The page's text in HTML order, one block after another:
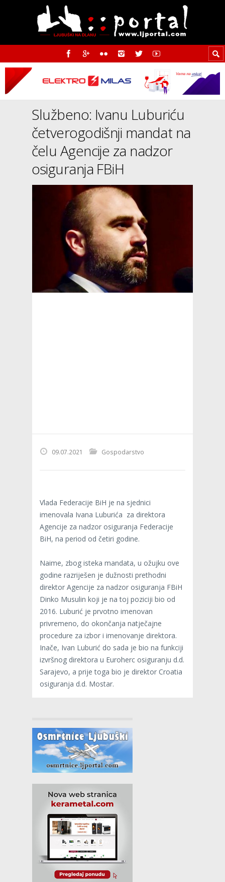
Službeno: Ivanu Luburiću
četverogodišnji mandat na
čelu Agencije za nadzor
osiguranja FBiH
09.07.2021 Gospodarstvo
Vlada Federacije BiH je na sjednici
imenovala Ivana Luburića za direktora
Agencije za nadzor osiguranja Federacije
BiH, na period od četiri godine.
Naime, zbog isteka mandata, u ožujku ove
godine razriješen je dužnosti prethodni
direktor Agencije za nadzor osiguranja FBiH
Dinko Musulin koji je na toj poziciji bio od
2016. Luburić je prvotno imenovan
privremeno, do okončanja natječajne
procedure za izbor i imenovanje direktora.
Inače, Ivan Luburić do sada je bio na funkciji
izvršnog direktora u Euroherc osiguranju d.d.
Sarajevo, a prije toga bio je direktor Croatia
osiguranja d.d. Mostar.